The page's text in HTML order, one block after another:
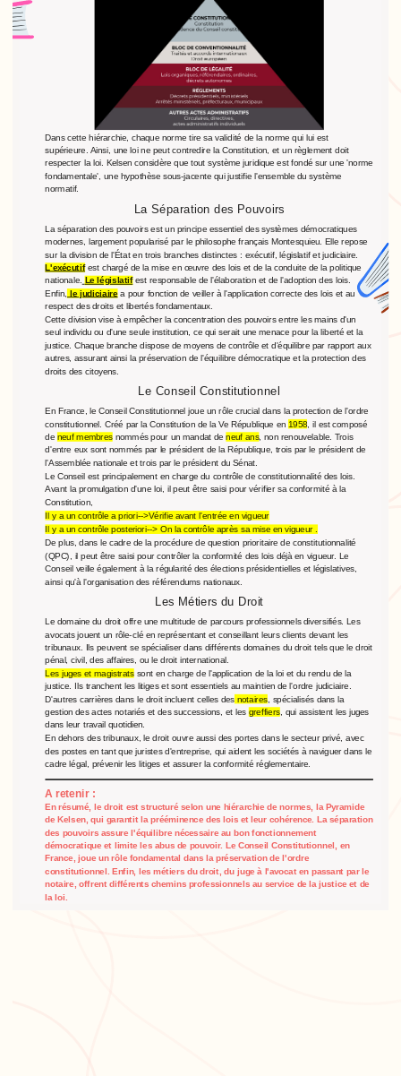
Dans cette hiérarchie, chaque norme tire sa validité de la norme qui lui est
supérieure. Ainsi, une loi ne peut contredire la Constitution, et un règlement doit
respecter la loi. Kelsen considère que tout système juridique est fondé sur une 'norme
fondamentale', une hypothèse sous-jacente qui justifie l'ensemble du système
normatif.
La Séparation des Pouvoirs
La séparation des pouvoirs est un principe essentiel des systèmes démocratiques
modernes, largement popularisé par le philosophe français Montesquieu. Elle repose
sur la division de l'État en trois branches distinctes : exécutif, législatif et judiciaire.
L'exécutifest chargé de la mise en œuvre des lois et de la conduite de la politique
nationale. Le législatifest responsable de l'élaboration et de l'adoption des lois.
Enfin, le judiciairea pour fonction de veiller à l'application correcte des lois et au
respect des droits et libertés fondamentaux.
Cette division vise à empêcher la concentration des pouvoirs entre les mains d'un
seul individu ou d'une seule institution, ce qui serait une menace pour la liberté et la
justice. Chaque branche dispose de moyens de contrôle et d'équilibre par rapport aux
autres, assurant ainsi la préservation de l'équilibre démocratique et la protection des
droits des citoyens.
Le Conseil Constitutionnel
En France, le Conseil Constitutionnel joue un rôle crucial dans la protection de l'ordre
constitutionnel. Créé par la Constitution de la Ve République en 1958 , il est composé
de neuf membresnommés pour un mandat deneuf ans, non renouvelable. Trois
d'entre eux sont nommés par le président de la République, trois par le président de
l'Assemblée nationale et trois par le président du Sénat.
Le Conseil est principalement en charge du contrôle de constitutionnalité des lois.
Avant la promulgation d'une loi, il peut être saisi pour vérifier sa conformité à la
Constitution,
Il y a un contrôle a priori-->Vérifie avant l'entrée en vigueur
Il y a un contrôle posteriori--> On la contrôle après sa mise en vigueur .
De plus, dans le cadre de la procédure de question prioritaire de constitutionnalité
(QPC), il peut être saisi pour contrôler la conformité des lois déjà en vigueur. Le
Conseil veille également à la régularité des élections présidentielles et législatives,
ainsi qu'à l'organisation des référendums nationaux.
Les Métiers du Droit
Le domaine du droit offre une multitude de parcours professionnels diversifiés. Les
avocats jouent un rôle-clé en représentant et conseillant leurs clients devant les
tribunaux. Ils peuvent se spécialiser dans différents domaines du droit tels que le droit
pénal, civil, des affaires, ou le droit international.
Les juges et magistratssont en charge de l'application de la loi et du rendu de la
justice. Ils tranchent les litiges et sont essentiels au maintien de l'ordre judiciaire.
D'autres carrières dans le droit incluent celles desnotaires, spécialisés dans la
gestion des actes notariés et des successions, et les greffiers, qui assistent les juges
dans leur travail quotidien.
En dehors des tribunaux, le droit ouvre aussi des portes dans le secteur privé, avec
des postes en tant que juristes d'entreprise, qui aident les sociétés à naviguer dans le
cadre légal, prévenir les litiges et assurer la conformité réglementaire.
A retenir :
En résumé, le droit est structuré selon une hiérarchie de normes, la Pyramide
de Kelsen, qui garantit la prééminence des lois et leur cohérence. La séparation
des pouvoirs assure l'équilibre nécessaire au bon fonctionnement
démocratique et limite les abus de pouvoir. Le Conseil Constitutionnel, en
France, joue un rôle fondamental dans la préservation de l'ordre
constitutionnel. Enfin, les métiers du droit, du juge à l'avocat en passant par le
notaire, offrent différents chemins professionnels au service de la justice et de
la loi.